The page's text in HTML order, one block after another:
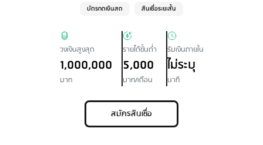
บัตรกดเงินสด สินเชื่อระยะสั้น
วงเงินสูงสุด
1,000,000
บาท
รายได้ขั้นต่ำ
5,000
บาท/เดือน
รับเงินภายใน
ไม่ระบุ
นาที
สมัครสินเชื่อ